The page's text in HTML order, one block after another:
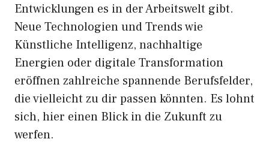
Entwicklungen es in der Arbeitswelt gibt.
Neue Technologien und Trends wie
Künstliche Intelligenz, nachhaltige
Energien oder digitale Transformation
eröffnen zahlreiche spannende Berufsfelder,
die vielleicht zu dir passen könnten. Es lohnt
sich, hier einen Blick in die Zukunft zu
werfen.